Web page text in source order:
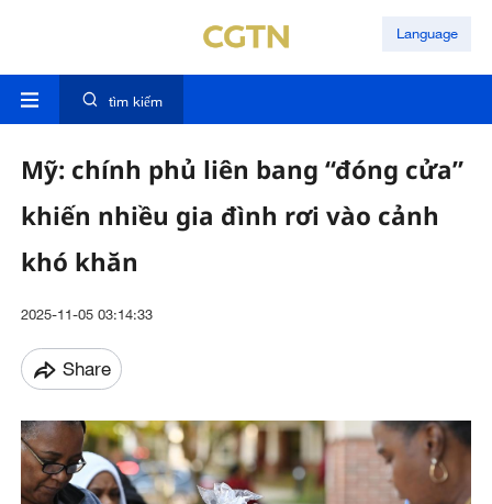
Language
tìm kiếm
Mỹ: chính phủ liên bang “đóng cửa”
khiến nhiều gia đình rơi vào cảnh
khó khăn
2025-11-05 03:14:33
Share